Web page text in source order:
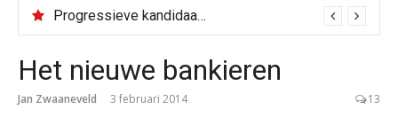
Progressieve kandidaat El-Sayed senaatskandidaat Michigan
Bestorming Ceuta gevolg van op sociale media verspreide hoax?
Het nieuwe bankieren
Jan Zwaaneveld 3 februari 2014 13